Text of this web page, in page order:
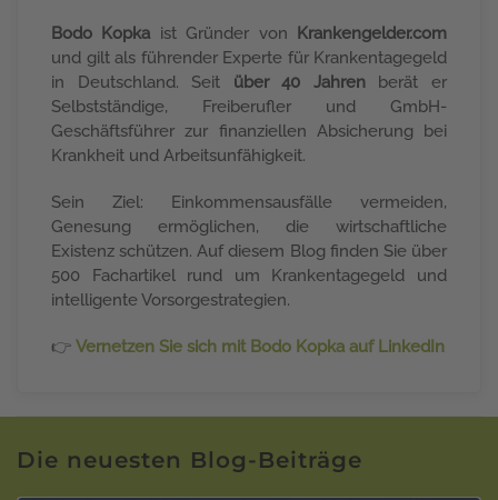
Bodo Kopka ist Gründer von
Krankengelder.com
und gilt als führender Experte für Krankentagegeld
in Deutschland. Seit über 40 Jahrenberät er
Selbstständige, Freiberufler und GmbH-
Geschäftsführer zur finanziellen Absicherung bei
Krankheit und Arbeitsunfähigkeit.
Sein Ziel: Einkommensausfälle vermeiden,
Genesung ermöglichen, die wirtschaftliche
Existenz schützen. Auf diesem Blog finden Sie über
500 Fachartikel rund um Krankentagegeld und
intelligente Vorsorgestrategien.
👉 Vernetzen Sie sich mit Bodo Kopka auf LinkedIn
Die neuesten Blog-Beiträge